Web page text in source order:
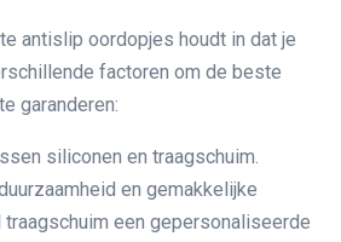
antislip oordopjes houdt in dat je
factoren om de beste
garanderen:
siliconen en traagschuim.
en gemakkelijke
traagschuim een gepersonaliseerde